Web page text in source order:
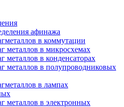
афинажа
в коммутации
металлов в микросхемах
металлов в конденсаторах
металлов в полупроводниковых
в лампах
металлов в электронных